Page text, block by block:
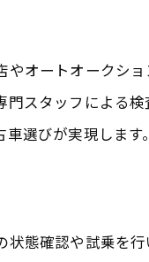
オートオークシ
スタッフによる
選びが実現します。
態確認や試乗を